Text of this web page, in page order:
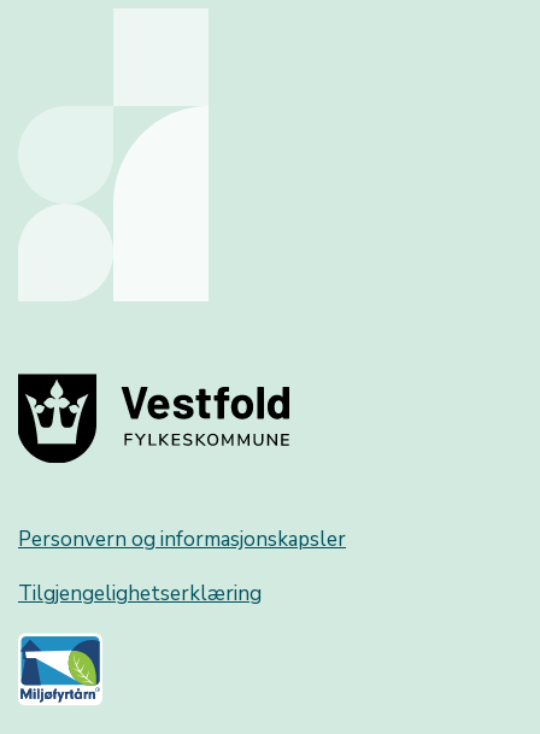
Personvern og informasjonskapsler
Tilgjengelighetserklæring